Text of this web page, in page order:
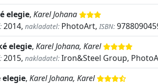
elegie, Karel Johana
2014, nakladatel: PhotoArt, ISBN:
elegie, Karel Johana, Karel
2015, nakladatel: Iron&Steel Group,
elegie, Karel Johana, Karel